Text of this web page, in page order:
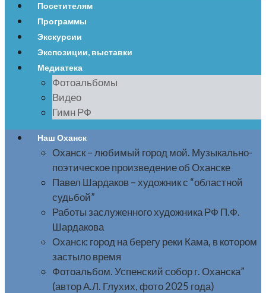
Посетителям
Программы
Экскурсии
Экспозиции, выставки
Медиатека
Фотоальбомы
Видео
Гимн РФ
Наш Оханск
Оханск – любимый город мой. Музыкально-
поэтическое произведение об Оханске
Павел Шардаков – художник с “областной
судьбой”
Работы заслуженного художника РФ П.Ф.
Шардакова
Оханск: город на берегу реки Кама, в котором
застыло время
Фотоальбом. Успенский собор г. Оханска”
(автор А.Л. Глухих, фото 2025 года)